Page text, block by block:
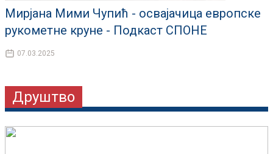
Мирјана Мими Чупић - освајачица европске
рукометне круне - Подкаст СПОНЕ
07.03.2025
Друштво